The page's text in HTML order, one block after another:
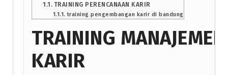
TRAINING PERENCANAAN KARIR
training pengembangan karir di bandung
TRAINING MANAJEMEN
KARIR